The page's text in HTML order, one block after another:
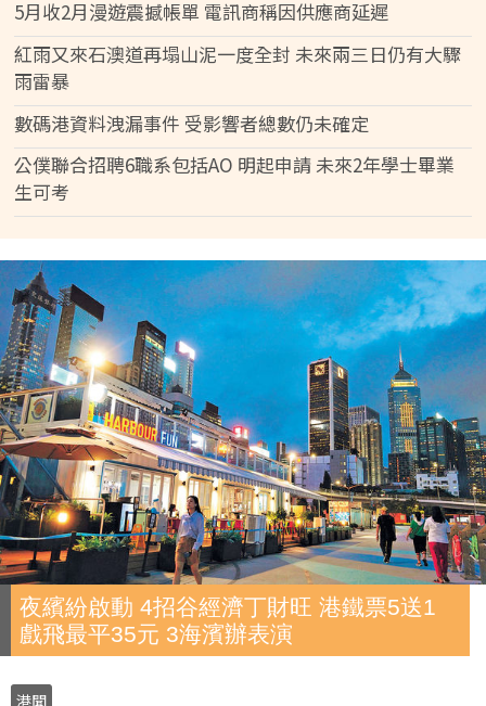
5月收2月漫遊震撼帳單 電訊商稱因供應商延遲
紅雨又來石澳道再塌山泥一度全封 未來兩三日仍有大驟
雨雷暴
數碼港資料洩漏事件 受影響者總數仍未確定
公僕聯合招聘6職系包括AO 明起申請 未來2年學士畢業
生可考
夜繽紛啟動 4招谷經濟丁財旺 港鐵票5送1
戲飛最平35元 3海濱辦表演
港聞